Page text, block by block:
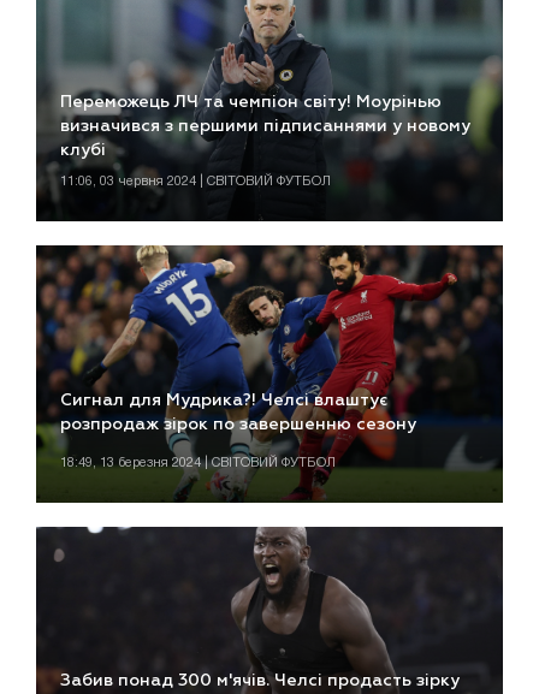
Переможець ЛЧ та чемпіон світу! Моурінью
визначився з першими підписаннями у новому
клубі
11:06, 03 червня 2024 | СВІТОВИЙ ФУТБОЛ
Сигнал для Мудрика?! Челсі влаштує
розпродаж зірок по завершенню сезону
18:49, 13 березня 2024 | СВІТОВИЙ ФУТБОЛ
Забив понад 300 м'ячів. Челсі продасть зірку